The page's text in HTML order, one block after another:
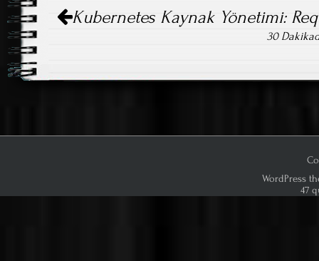
n
navigation
Kubernetes Kaynak Yönetimi:
30
WordPress
47